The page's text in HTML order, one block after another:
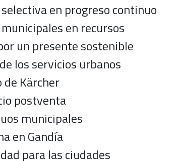
en progreso continuo
en recursos
un presente sostenible
los servicios urbanos
Kärcher
postventa
municipales
en Gandía
para las ciudades